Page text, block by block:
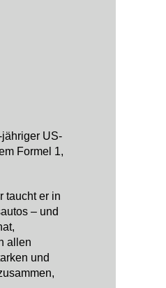
jähriger US-
Formel 1,
taucht er in
– und
allen
und